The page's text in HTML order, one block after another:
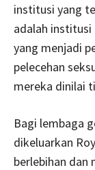
institusi yang
adalah
yang menjadi
pelecehan
mereka dinilai
Bagi lembaga
dikeluarkan
berlebihan dan